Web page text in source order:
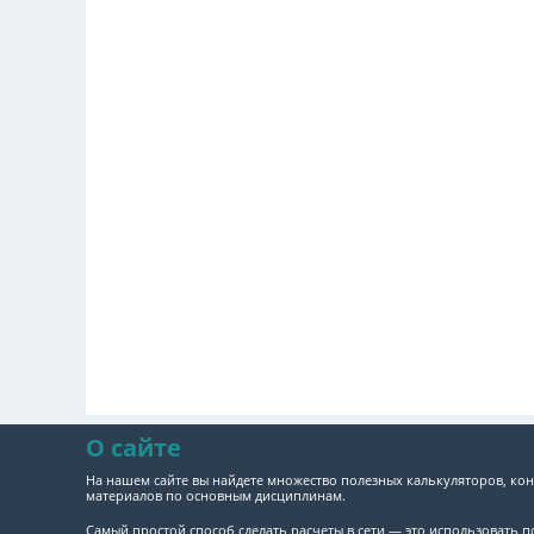
О сайте
На нашем сайте вы найдете множество полезных калькуляторов,
материалов по основным дисциплинам.
Самый простой способ сделать расчеты в сети — это использовать